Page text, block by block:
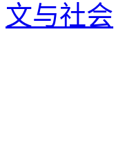
文与社会